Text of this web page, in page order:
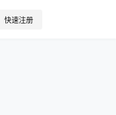
快速注册